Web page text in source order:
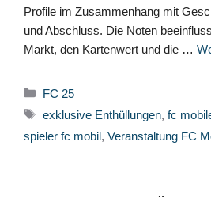
Profile im Zusammenhang mit
und Abschluss. Die Noten
Markt, den Kartenwert und die …
Kategorien
FC 25
Schlagwörter
exklusive Enthüllungen, fc
spieler fc mobil, Veranstaltung FC